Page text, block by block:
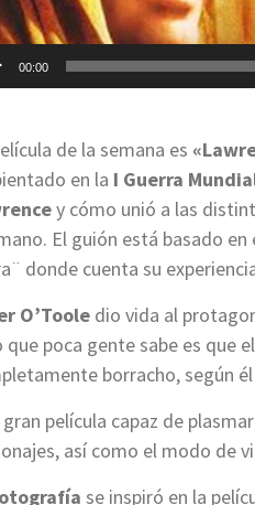
00:00
de la semana es
en la I Guerra
y cómo unió a las
El guión está basado
donde cuenta su
O’Toole dio vida al
que poca gente sabe es que
borracho, según
gran película capaz de
así como el modo de
se inspiró en la